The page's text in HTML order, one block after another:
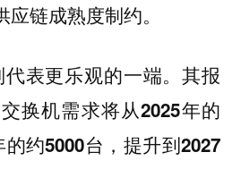
链成熟度制约。
表更乐观的一端。其报
换机需求将从2025年的
约5000台，提升到2027